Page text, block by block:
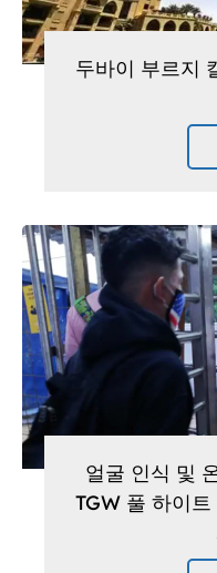
두바이 부르지
얼굴 인식 및
TGW 풀 하이